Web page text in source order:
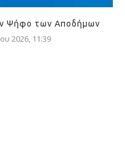
Ψήφο των Αποδήμων
2026, 11:39